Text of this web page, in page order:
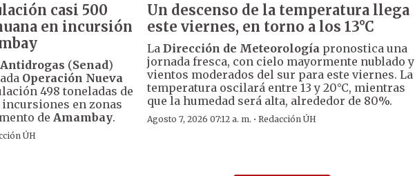
casi 500
en incursión
(Senad)
Operación Nueva
498 toneladas de
incursiones en zonas
de Amambay.
ÚH
Un descenso de la temperatura llega
este viernes, en torno a los 13°C
LaDirección de Meteorología pronostica una
jornada fresca, con cielo mayormente nublado y
vientos moderados del sur para este viernes. La
temperatura oscilará entre 13 y 20°C, mientras
que la humedad será alta, alrededor de 80%.
Agosto 7, 2026 07:12 a. m. ·Redacción ÚH